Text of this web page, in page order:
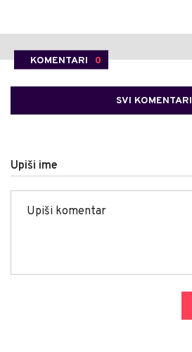
KOMENTARI 0
SVI KOMENTARI
Upiši ime